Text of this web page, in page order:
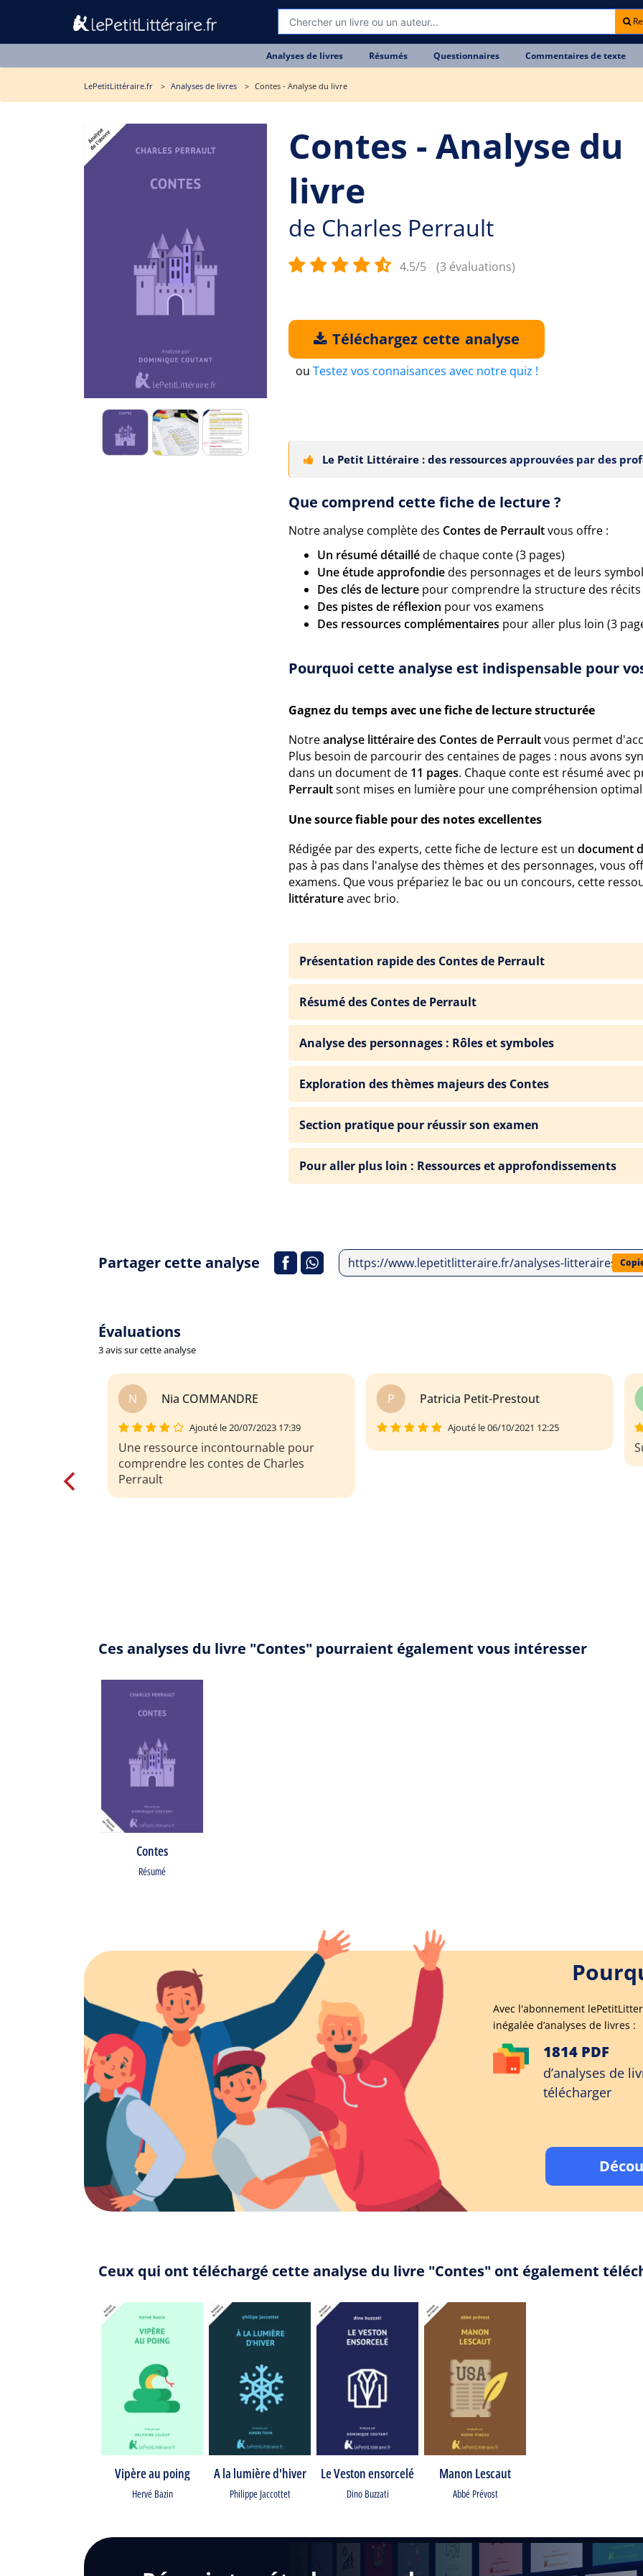
Analyses de livres Résumés Questionnaires Commentaires de texte
LePetitLittéraire.fr Analyses de livres Contes - Analyse du livre
Contes - Analyse du
livre
de Charles Perrault
4.5/5 (3 évaluations)
Téléchargez cette analyse
ou Testez vos connaisances avec notre quiz !
Le Petit Littéraire : des ressources approuvées par des
Que comprend cette fiche de lecture ?
Notre analyse complète des Contes de Perraultvous offre :
Un résumé détailléde chaque conte (3 pages)
Une étude approfondiedes personnages et de leurs
Des clés de lecture pour comprendre la structure des récits
Des pistes de réflexion pour vos examens
Des ressources complémentaires pour aller plus loin (3
Pourquoi cette analyse est indispensable pour
Gagnez du temps avec une fiche de lecture structurée
Notreanalyse littéraire des Contes de Perraultvous permet
Plus besoin de parcourir des centaines de pages : nous avons
dans un document de 11 pages. Chaque conte est résumé avec
Perraultsont mises en lumière pour une compréhension
Une source fiable pour des notes excellentes
Rédigée par des experts, cette fiche de lecture est un document
pas à pas dans l'analyse des thèmes et des personnages, vous
examens. Que vous prépariez le bac ou un concours, cette
littératureavec brio.
Présentation rapide des Contes de Perrault
Résumé des Contes de Perrault
Analyse des personnages : Rôles et symboles
Exploration des thèmes majeurs des Contes
Section pratique pour réussir son examen
Pour aller plus loin : Ressources et approfondissements
Partager cette analyse https://www.lepetitlitteraire.fr/analyses-litteraires/
Évaluations
3 avis sur cette analyse
P Patricia Petit-Prestout
Ajouté le 06/10/2021 12:25
L Laurine de almeida
Ajouté le 20/07/2023 17:39
Super analyse des Contes de Perrault
Ces analyses du livre "Contes" pourraient également vous intéresser
Contes
Résumé
Avec l'abonnement
inégalée d’analyses de livres :
1814 PDF
d’analyses de
télécharger
Ceux qui ont téléchargé cette analyse du livre "Contes" ont également
Vipère au poing
Hervé Bazin
A la lumière d'hiver
Philippe Jaccottet
Le Veston ensorcelé
Dino Buzzati
Manon Lescaut
Abbé Prévost